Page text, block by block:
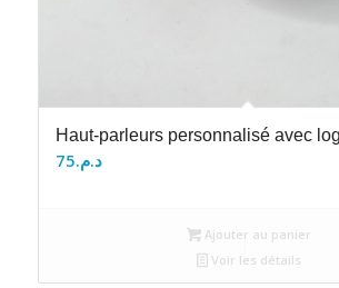
Haut-parleurs personnalisé avec
د.م.75
Ajouter au panier
Voir les détails